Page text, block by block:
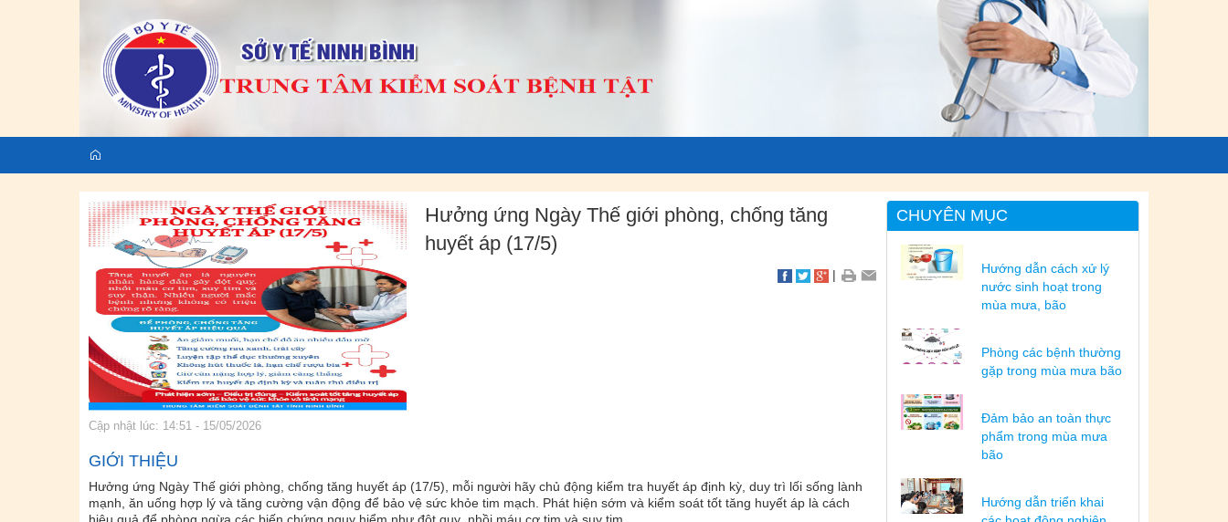
Cập nhật lúc: 14:51 - 15/05/2026
Hưởng ứng Ngày Thế giới phòng, chống tăng
huyết áp (17/5)
|
GIỚI THIỆU
Hưởng ứng Ngày Thế giới phòng, chống tăng huyết áp (17/5), mỗi người hãy chủ động kiểm tra huyết áp định kỳ, duy trì lối sống lành
mạnh, ăn uống hợp lý và tăng cường vận động để bảo vệ sức khỏe tim mạch. Phát hiện sớm và kiểm soát tốt tăng huyết áp là cách
CHUYÊN MỤC
Hướng dẫn cách xử lý
nước sinh hoạt trong
mùa mưa, bão
Phòng các bệnh thường
gặp trong mùa mưa bão
Đảm bảo an toàn thực
phẩm trong mùa mưa
bão
Hướng dẫn triển khai